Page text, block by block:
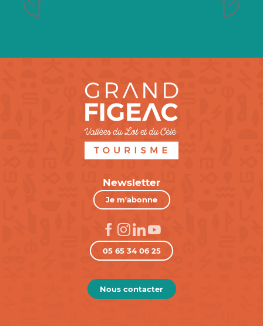
Newsletter
Je m'abonne
05 65 34 06 25
Nous contacter